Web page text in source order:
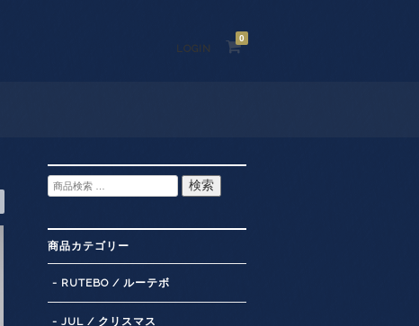
LOGIN
0
検
索
象:
検索
商品カテゴリー
- RUTEBO / ルーテボ
- JUL / クリスマス